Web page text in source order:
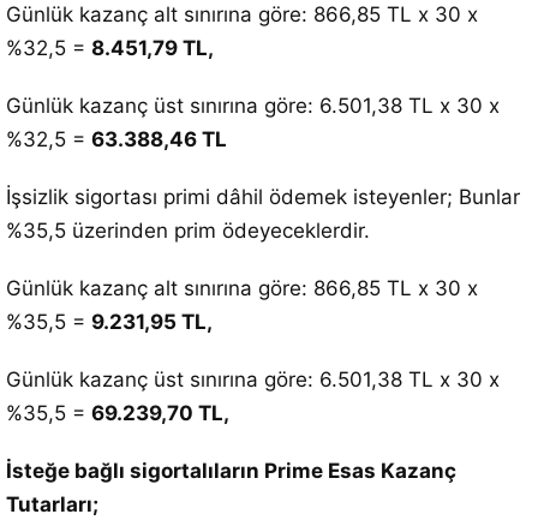
Günlük kazanç alt sınırına göre: 866,85 TL x 30 x
%32,5 = 8.451,79 TL,
Günlük kazanç üst sınırına göre: 6.501,38 TL x 30 x
%32,5 = 63.388,46 TL
İşsizlik sigortası primi dâhil ödemek isteyenler; Bunlar
%35,5 üzerinden prim ödeyeceklerdir.
Günlük kazanç alt sınırına göre: 866,85 TL x 30 x
%35,5 = 9.231,95 TL,
Günlük kazanç üst sınırına göre: 6.501,38 TL x 30 x
%35,5 = 69.239,70 TL,
İsteğe bağlı sigortalıların Prime Esas Kazanç
Tutarları;